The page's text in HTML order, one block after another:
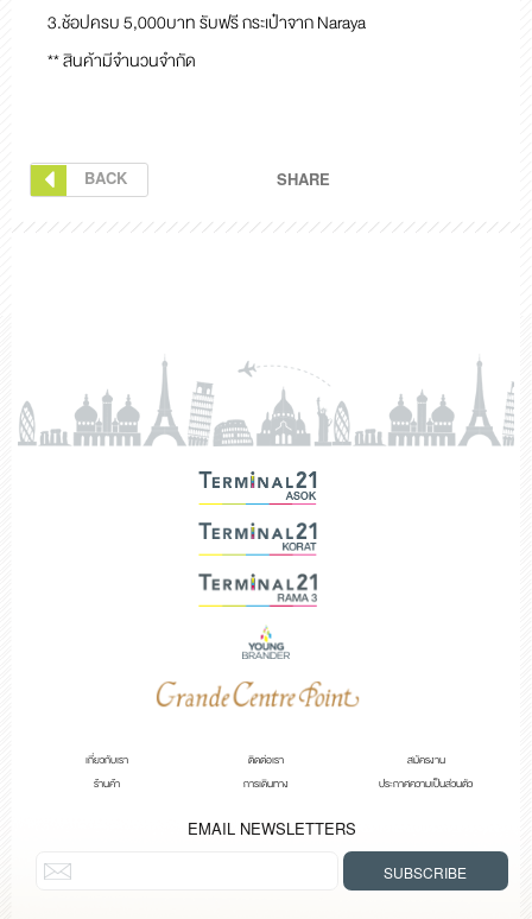
3.ช้อปครบ 5,000บาท รับฟรี กระเป๋าจาก Naraya
** สินค้ามีจำนวนจำกัด
BACK SHARE
เกี่ยวกับเรา ติดต่อเรา
สมัครงาน
ร้านค้า
การเดินทาง ประกาศความเป็นส่วนตัว
EMAIL NEWSLETTERS